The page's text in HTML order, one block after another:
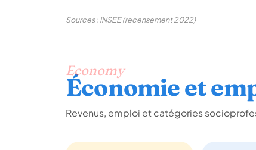
Sources : INSEE (recensement 2022)
Economy
Économie et
Revenus, emploi et catégories